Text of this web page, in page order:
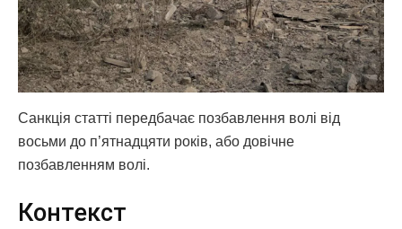
Санкція статті передбачає позбавлення волі від
восьми до п’ятнадцяти років, або довічне
позбавленням волі.
Контекст